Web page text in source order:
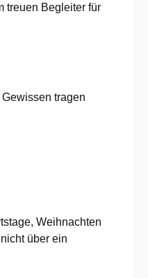
treuen Begleiter für
tragen
Weihnachten
über ein